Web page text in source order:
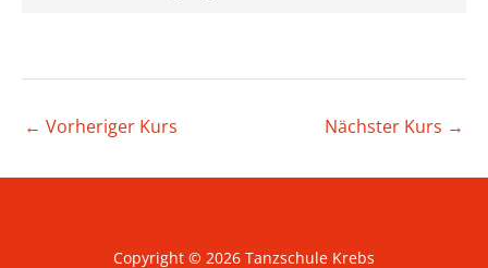
Beitragsnavigation
← Vorheriger Kurs Nächster Kurs →
Copyright © 2026 Tanzschule Krebs